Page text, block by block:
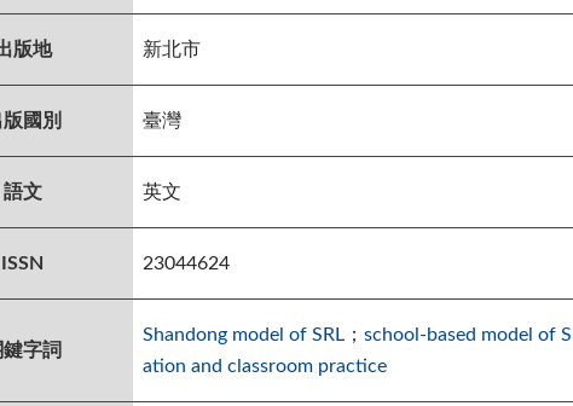
版地 新北市
版國別 臺灣
語文 英文
ISSN 23044624
鍵字詞
Shandong model of SRL ； school-based model of
ation and classroom practice